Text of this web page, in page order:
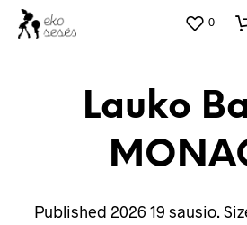
0
Lauko
Published 2026 19 sausio.